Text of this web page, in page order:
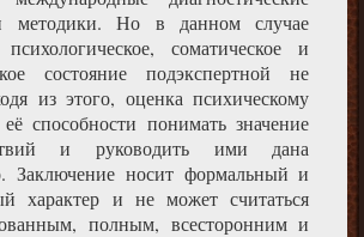
методики. Но в данном случае
психологическое, соматическое и
состояние подэкспертной не
из этого, оценка психическому
способности понимать значение
и руководить ими дана
Заключение носит формальный и
характер и не может считаться
полным, всесторонним и